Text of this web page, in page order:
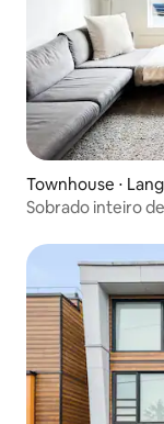
Townhouse ⋅
Sobrado inteiro